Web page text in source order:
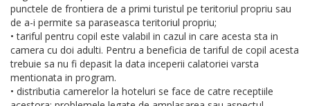
punctele de frontiera de a primi turistul pe teritoriul propriu sau
de a-i permite sa paraseasca teritoriul propriu;
• tariful pentru copil este valabil in cazul in care acesta sta in
camera cu doi adulti. Pentru a beneficia de tariful de copil acesta
trebuie sa nu fi depasit la data inceperii calatoriei varsta
mentionata in program.
• distributia camerelor la hoteluri se face de catre receptiile